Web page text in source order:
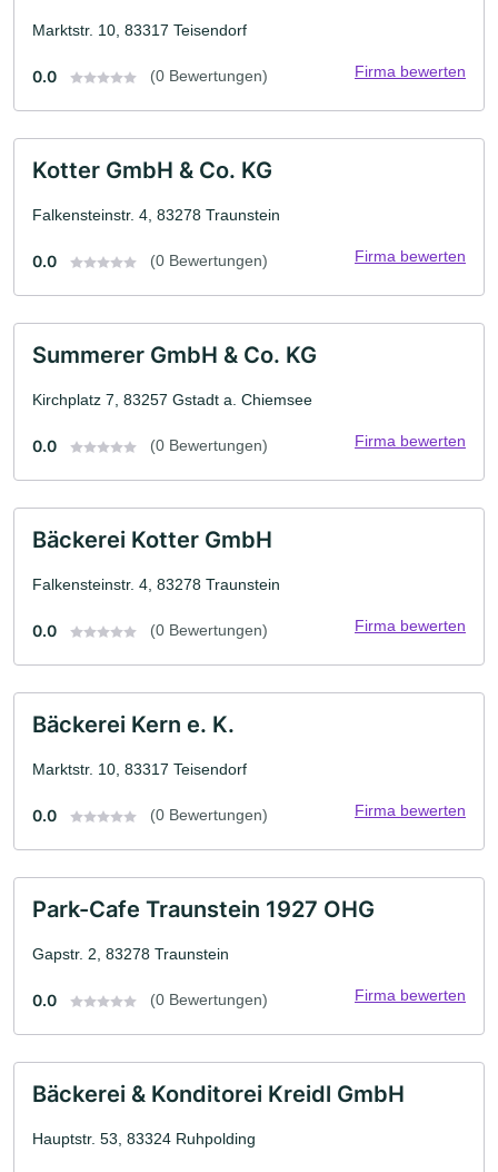
Marktstr. 10, 83317 Teisendorf
0.0 (0 Bewertungen) Firma bewerten
Kotter GmbH & Co. KG
Falkensteinstr. 4, 83278 Traunstein
0.0 (0 Bewertungen) Firma bewerten
Summerer GmbH & Co. KG
Kirchplatz 7, 83257 Gstadt a. Chiemsee
0.0 (0 Bewertungen) Firma bewerten
Bäckerei Kotter GmbH
Falkensteinstr. 4, 83278 Traunstein
0.0 (0 Bewertungen) Firma bewerten
Bäckerei Kern e. K.
Marktstr. 10, 83317 Teisendorf
0.0 (0 Bewertungen) Firma bewerten
Park-Cafe Traunstein 1927 OHG
Gapstr. 2, 83278 Traunstein
0.0 (0 Bewertungen) Firma bewerten
Bäckerei & Konditorei Kreidl GmbH
Hauptstr. 53, 83324 Ruhpolding